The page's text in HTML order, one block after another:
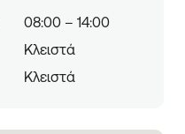
08:00 – 14:00
Κλειστά
Κλειστά